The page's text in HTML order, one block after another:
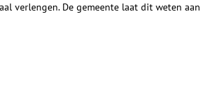
verlengen. De gemeente laat dit weten aan